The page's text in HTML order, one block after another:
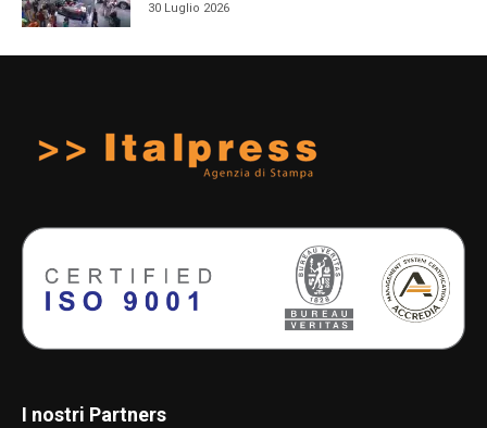
30 Luglio 2026
I nostri Partners